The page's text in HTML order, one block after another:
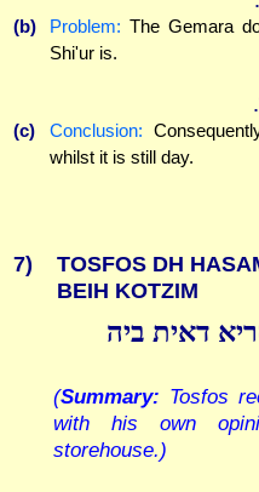
(b) Problem: The Gemara
Shi'ur is.
(c) Conclusion:
whilst it is still day.
7)
TOSFOS DH
BEIH KOTZIM
דאית ביה
(Summary: Tosfos
with his own
storehouse.)